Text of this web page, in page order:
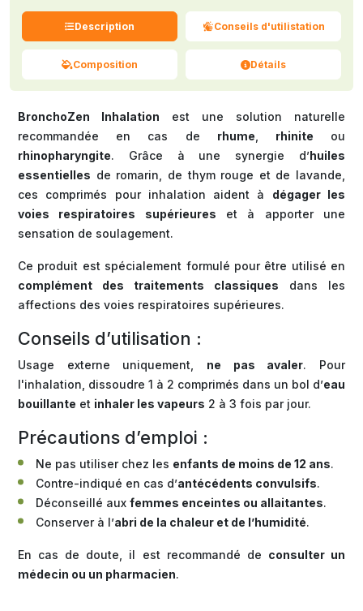
Description Conseils d'utilistation
Composition Détails
BronchoZen Inhalation est une solution naturelle
recommandée en cas de rhume rhinite ou
rhinopharyngite. Grâce à une synergie d’huiles
essentielles de romarin, de thym rouge et de lavande,
ces comprimés pour inhalation aident à dégager les
voies respiratoires supérieures et à apporter une
sensation de soulagement.
Ce produit est spécialement formulé pour être utilisé en
complément des traitements classiques dans les
affections des voies respiratoires supérieures.
Conseils d’utilisation :
Usage externe uniquement, ne pas avaler. Pour
l'inhalation, dissoudre 1 à 2 comprimés dans un bol d’eau
bouillante et inhaler les vapeurs 2 à 3 fois par jour.
Précautions d’emploi :
Ne pas utiliser chez les enfants de moins de 12 ans.
Contre-indiqué en cas d’antécédents convulsifs.
Déconseillé aux femmes enceintes ou allaitantes.
Conserver à l’abri de la chaleur et de l’humidité.
En cas de doute, il est recommandé de consulter un
médecin ou un pharmacien.